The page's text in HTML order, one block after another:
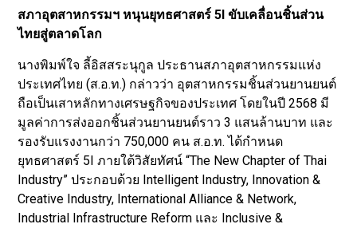
สภาอุตสาหกรรมฯ หนุนยุทธศาสตร์ 5I ขับเคลื่อนชิ้นส่วน
ไทยสู่ตลาดโลก
นางพิมพ์ใจ ลี้อิสสระนุกูล ประธานสภาอุตสาหกรรมแห่ง
ประเทศไทย (ส.อ.ท.) กล่าวว่า อุตสาหกรรมชิ้นส่วนยานยนต์
ถือเป็นเสาหลักทางเศรษฐกิจของประเทศ โดยในปี 2568 มี
มูลค่าการส่งออกชิ้นส่วนยานยนต์ราว 3 แสนล้านบาท และ
รองรับแรงงานกว่า 750,000 คน ส.อ.ท. ได้กำหนด
ยุทธศาสตร์ 5I ภายใต้วิสัยทัศน์ “The New Chapter of Thai
Industry” ประกอบด้วย Intelligent Industry, Innovation &
Creative Industry, International Alliance & Network,
Industrial Infrastructure Reform และ Inclusive &